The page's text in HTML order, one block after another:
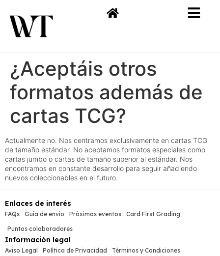
¿Aceptáis otros
formatos además de
cartas TCG?
Actualmente no. Nos centramos exclusivamente en cartas TCG
de tamaño estándar. No aceptamos formatos especiales como
cartas jumbo o cartas de tamaño superior al estándar. Nos
encontramos en constante desarrollo para seguir añadiendo
nuevos coleccionables en el futuro.
Enlaces de interés
FAQs Guía de envío Próximos eventos
Card First Grading
Puntos colaboradores
Información legal
Aviso Legal Política de Privacidad Términos y Condiciones